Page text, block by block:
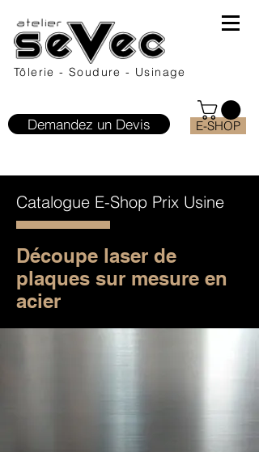
Tôlerie - Soudure - Usinage
E-SHOP
Demandez un Devis
Catalogue E-Shop Prix Usine
Découpe laser de
plaques sur mesure en
acier